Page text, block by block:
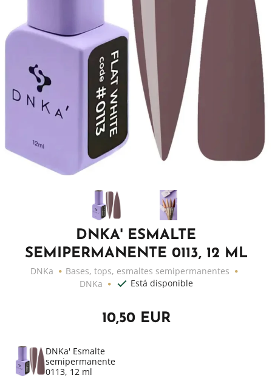
DNKA' ESMALTE
SEMIPERMANENTE 0113, 12 ML
DNKa
Bases, tops, esmaltes semipermanentes
DNKa
Está disponible
10,50 EUR
DNKa' Esmalte
semipermanente
0113, 12 ml